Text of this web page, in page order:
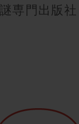
謎専門出版社